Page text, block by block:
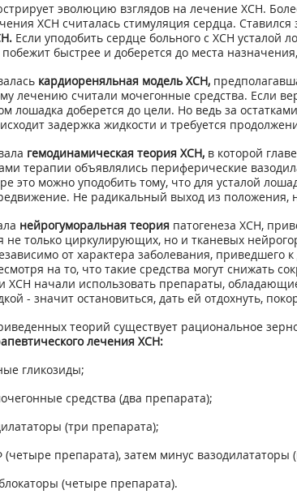
эволюцию взглядов на лечение ХСН.
ХСН считалась стимуляция сердца.
Если уподобить сердце больного с ХСН усталой
быстрее и доберется до места
кардиореняльная модель ХСН,
лечению считали мочегонные средства. Если
лошадка доберется до цели. Но ведь за
задержка жидкости и требуется
гемодинамическая теория ХСН,в которой
терапии объявлялись периферические
это можно уподобить тому, что для усталой
Не радикальный выход из положения,
нейрогуморальная теорияпатогенеза ХСН,
не только циркулирующих, но и тканевых
от характера заболевания,
на то, что такие средства могут снижать
ХСН начали использовать препараты,
- значит остановиться, дать ей отдохнуть,
теорий существует рациональное
лечения ХСН:
гликозиды;
средства (два препарата);
(три препарата);
препарата), затем минус вазодилататоры
(четыре препарата).